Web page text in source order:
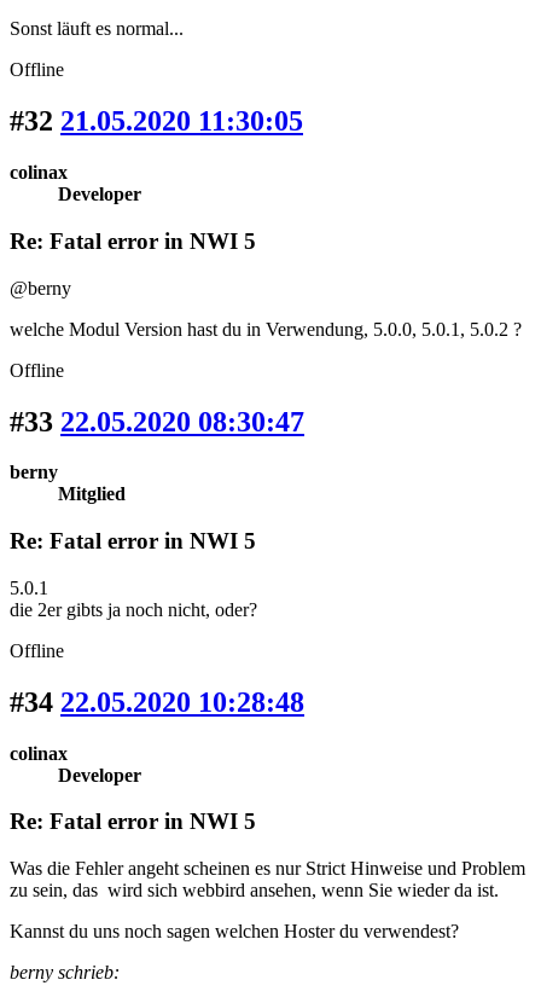
Sonst läuft es normal...
Offline
#32 21.05.2020 11:30:05
colinax
Developer
Re: Fatal error in NWI 5
@berny
welche Modul Version hast du in Verwendung, 5.0.0, 5.0.1, 5.0.2 ?
Offline
#33 22.05.2020 08:30:47
berny
Mitglied
Re: Fatal error in NWI 5
5.0.1
die 2er gibts ja noch nicht, oder?
Offline
#34 22.05.2020 10:28:48
colinax
Developer
Re: Fatal error in NWI 5
Was die Fehler angeht scheinen es nur Strict Hinweise und Problem
zu sein, das wird sich webbird ansehen, wenn Sie wieder da ist.
Kannst du uns noch sagen welchen Hoster du verwendest?
berny schrieb: